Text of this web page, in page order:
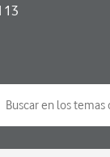
13